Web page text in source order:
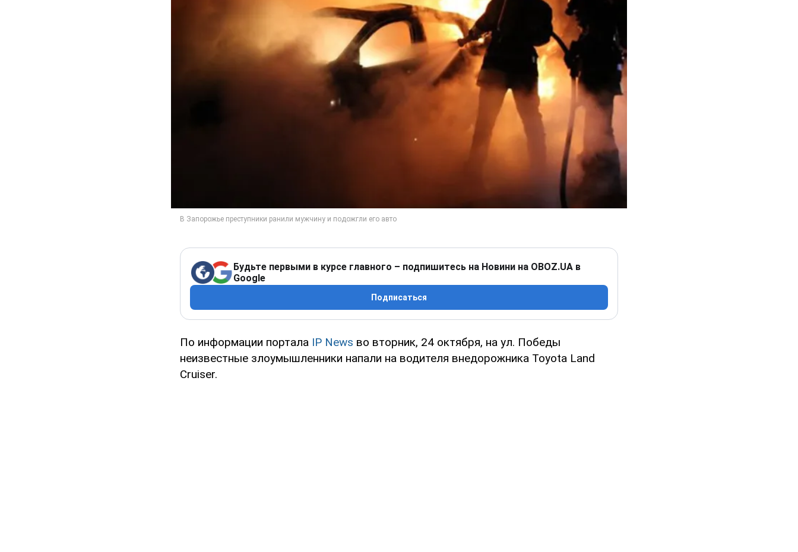
Будьте первыми в курсе главного – подпишитесь на Новини на OBOZ.UA в
Google
Подписаться
По информации портала IP News во вторник, 24 октября, на ул. Победы
неизвестные злоумышленники напали на водителя внедорожника Toyota Land
Cruiser.